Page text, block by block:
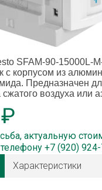
SFAM-90-15000L-
с корпусом из
Предназначен
воздуха или
актуальную
+7 (920)
Характеристики